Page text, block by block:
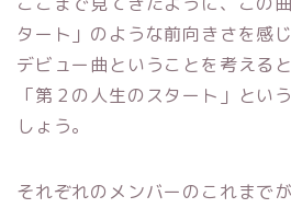
タート」のような前向きさを感
デビュー曲ということを考える
「第２の人生のスタート」とい
しょう。
それぞれのメンバーのこれまで